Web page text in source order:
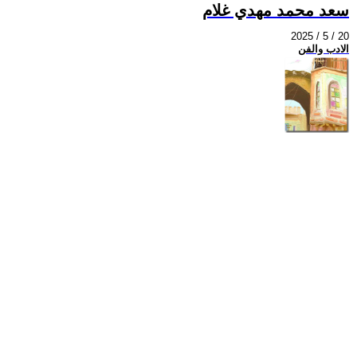
سعد محمد مهدي غلام
2025 / 5 / 20
الادب والفن